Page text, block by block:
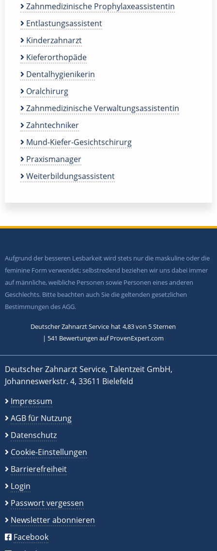
Zahnmedizinische Prophylaxeassistentin
Entlastungsassistent
Kinderzahnarzt
Kieferorthopäde
Dentalhygienikerin
Oralchirurg
Zahnmedizinische Verwaltungsassistentin
Zahntechniker
Mund-Kiefer-Gesichtschirurg
Praxismanager
Weiterbildungsassistent
Aufgrund der besseren Lesbarkeit wird stets nur die maskuline oder die
feminine Form verwendet; selbstredend beziehen wir uns dabei immer
auf männliche, weibliche Personen sowie Personen eines anderen
Geschlechts. Bitte beachten auch Sie die geltenden gesetzlichen
Bestimmungen des AGG.
Deutscher Zahnarzt Service hat 4,83von 5Sternen
| 541 Bewertungen auf ProvenExpert.com
Deutscher Zahnarzt Service, Talentzeit GmbH,
Johanneswerkstr. 4, 33611 Bielefeld
Impressum
AGB für Nutzung
Datenschutz
Cookie-Einstellungen
Barrierefreiheit
Login
Passwort vergessen
Newsletter abonnieren
Facebook